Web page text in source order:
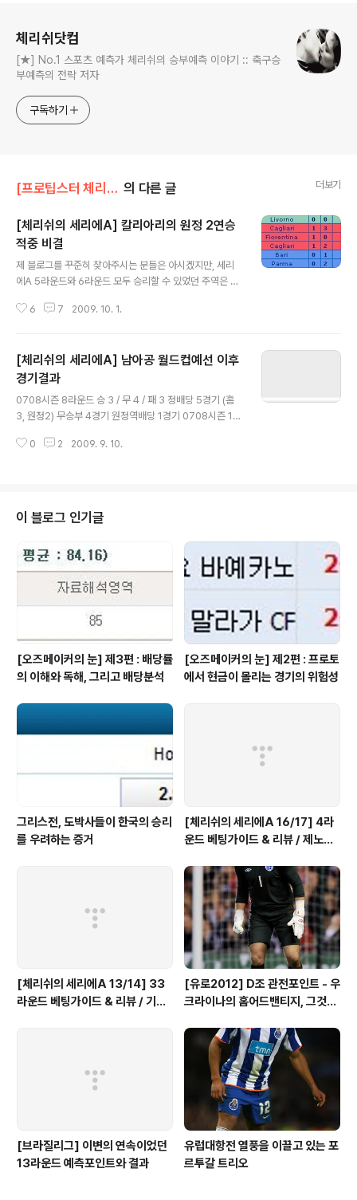
체리쉬닷컴
[★] No.1 스포츠 예측가 체리쉬의 승부예측 이야기 :: 축구승
부예측의 전략 저자
구독하기
[프로팁스터 체리쉬]/팁정보 & 베팅소스 의 다른 글 더보기
[체리쉬의 세리에A] 칼리아리의 원정 2연승
적중 비결
제 블로그를 꾸준히 찾아주시는 분들은 아시겠지만, 세리
에A 5라운드와 6라운드 모두 승리할 수 있었던 주역은 바
리가 2라운드에 제 배팅을 망쳐버렸을 때 (삼프도리아의
홈에서 1:3 으로 패했는데, 충격이 컸습니다. 아직도 겜블
을 의심할 정도로 경기력이 최악이었습니다. 배터는 승리
하기 위해서 패배의 원인을 분석해야 한다는 생각에 반성,
또 반성........ 기회를 엿보며 분석을 하고 노력한 결과, 칼리
아리가 최소한 패하지 않는다는 관점이 성공하면서 이러한
적중이 가능했습니다. 그것도 작년 원정에서 4승 4무 11패
6 7 2009. 10. 1.
[체리쉬의 세리에A] 남아공 월드컵예선 이후
경기결과
0708시즌 8라운드 승 3 / 무 4 / 패 3 정배당 5경기 (홈
3, 원정2) 무승부 4경기 원정역배당 1경기 0708시즌 13
부 2경기 홈역배당 1경기 0809시즌 2라운드 승 8 / 무 1
경기 원정역배당 1경기 0809시즌 30라운드 승 5 / 무 2 /
패 3 정배당 7경기 (홈5, 원정2) 무승부 2경기 원정역배당
1경기 이러한 경기결과를 체리쉬가 정리해봤습니다. 사실
이 작업은 과거부터 해 보고 싶은 것이었습니다. 특히 챔스
나 ..
0 2 2009. 9. 10.
이 블로그 인기글
[오즈메이커의 눈] 제3편 : 배당률
의 이해와 독해, 그리고 배당분석
[오즈메이커의 눈] 제2편 : 프로토
에서 현금이 몰리는 경기의 위험성
그리스전, 도박사들이 한국의 승리
를 우려하는 증거
[체리쉬의 세리에A 16/17] 4라
운드 베팅가이드 & 리뷰 / 제노아
[체리쉬의 세리에A 13/14] 33
라운드 베팅가이드 & 리뷰 / 기적
[유로2012] D조 관전포인트 - 우
크라이나의 홈어드밴티지, 그것이
[브라질리그] 이변의 연속이었던
13라운드 예측포인트와 결과
유럽대항전 열풍을 이끌고 있는 포
르투갈 트리오